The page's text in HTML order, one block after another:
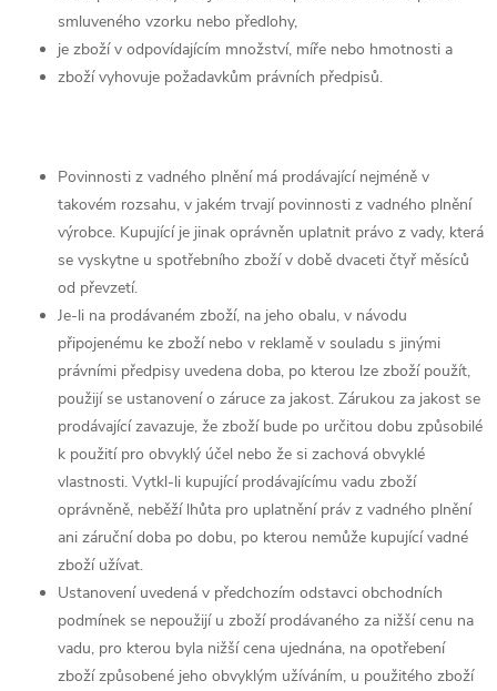
smluveného vzorku nebo předlohy,
je zboží v odpovídajícím množství, míře nebo hmotnosti a
zboží vyhovuje požadavkům právních předpisů.
Povinnosti z vadného plnění má prodávající nejméně v
takovém rozsahu, v jakém trvají povinnosti z vadného plnění
výrobce. Kupující je jinak oprávněn uplatnit právo z vady, která
se vyskytne u spotřebního zboží v době dvaceti čtyř měsíců
od převzetí.
Je-li na prodávaném zboží, na jeho obalu, v návodu
připojenému ke zboží nebo v reklamě v souladu s jinými
právními předpisy uvedena doba, po kterou lze zboží použít,
použijí se ustanovení o záruce za jakost. Zárukou za jakost se
prodávající zavazuje, že zboží bude po určitou dobu způsobilé
k použití pro obvyklý účel nebo že si zachová obvyklé
vlastnosti. Vytkl-li kupující prodávajícímu vadu zboží
oprávněně, neběží lhůta pro uplatnění práv z vadného plnění
ani záruční doba po dobu, po kterou nemůže kupující vadné
zboží užívat.
Ustanovení uvedená v předchozím odstavci obchodních
podmínek se nepoužijí u zboží prodávaného za nižší cenu na
vadu, pro kterou byla nižší cena ujednána, na opotřebení
zboží způsobené jeho obvyklým užíváním, u použitého zboží